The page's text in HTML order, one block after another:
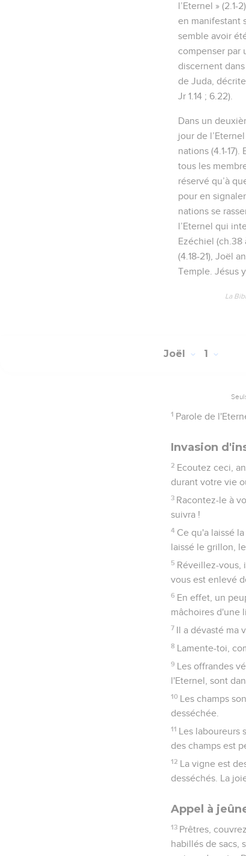
l’Eternel »
en manifestant
semble avoir
compenser par
discernent
de Juda,
Jr 1.14 ; 6.22).
Dans un
jour de
nations (4.1-
tous les
réservé qu’à
pour en
nations se
l’Eternel qui
Ezéchiel (ch.38
(4.18-21), Joël
Temple. Jésus
La
Joël 1
1 Parole de
Invasion
2 Ecoutez ceci,
durant votre vie
3 Racontez-le à
suivra !
4 Ce qu'a laissé
laissé le grillon,
5 Réveillez-vous,
vous est enlevé
6 En effet, un
mâchoires d'une
7 Il a dévasté ma
8 Lamente-toi,
9 Les offrandes
l'Eternel, sont
10 Les champs
desséchée.
11 Les laboureurs
des champs est
12 La vigne est
desséchés. La
Appel à
13 Prêtres,
habillés de sacs,